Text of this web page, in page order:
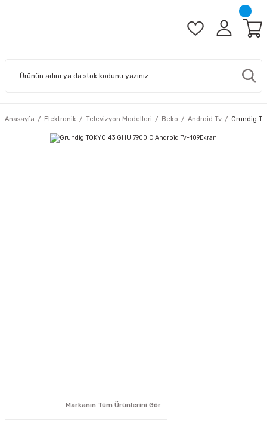
Anasayfa Elektronik Televizyon Modelleri Beko Android Tv Grundig
Markanın Tüm Ürünlerini Gör